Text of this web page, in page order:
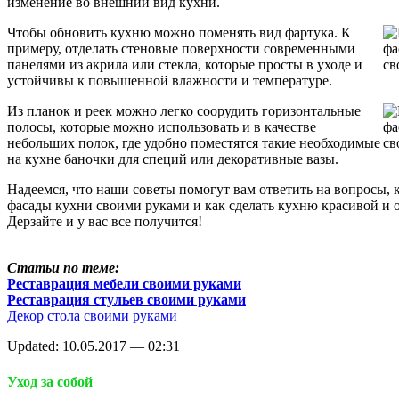
Чтобы обновить кухню можно поменять вид фартука. К
примеру, отделать стеновые поверхности современными
панелями из акрила или стекла, которые просты в уходе и
устойчивы к повышенной влажности и температуре.
Из планок и реек можно легко соорудить горизонтальные
полосы, которые можно использовать и в качестве
небольших полок, где удобно поместятся такие необходимые
на кухне баночки для специй или декоративные вазы.
Надеемся, что наши советы помогут вам ответить на вопросы,
фасады кухни своими руками и как сделать кухню красивой и
Дерзайте и у вас все получится!
Статьи по теме:
Реставрация мебели своими руками
Реставрация стульев своими руками
Декор стола своими руками
Updated: 10.05.2017 — 02:31
Уход за собой